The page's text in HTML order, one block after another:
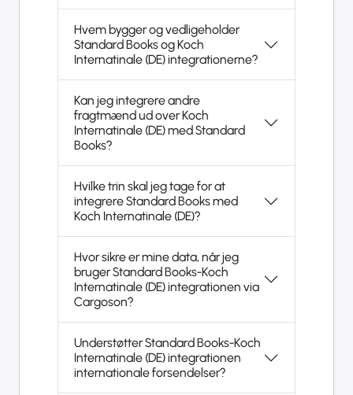
Hvem bygger og vedligeholder
Standard Books og Koch
Internatinale (DE) integrationerne?
Kan jeg integrere andre
fragtmænd ud over Koch
Internatinale (DE) med Standard
Books?
Hvilke trin skal jeg tage for at
integrere Standard Books med
Koch Internatinale (DE)?
Hvor sikre er mine data, når jeg
bruger Standard Books-Koch
Internatinale (DE) integrationen via
Cargoson?
Understøtter Standard Books-Koch
Internatinale (DE) integrationen
internationale forsendelser?